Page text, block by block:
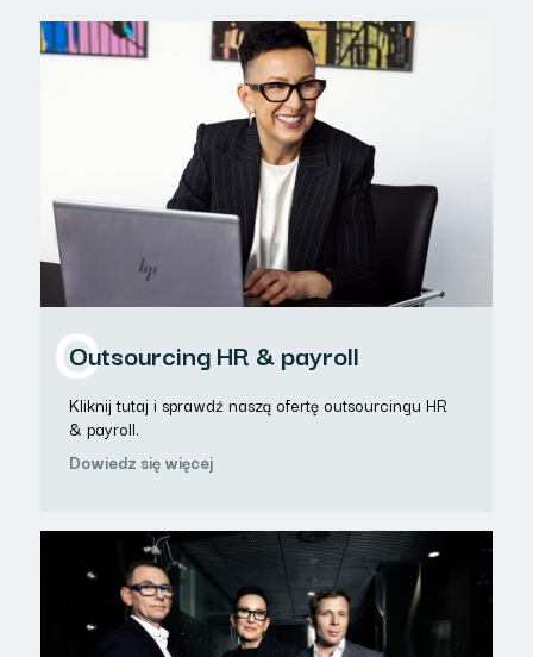
O
Outsourcing HR & payroll
Kliknij tutaj i sprawdź naszą ofertę outsourcingu HR
& payroll.
Dowiedz się więcej